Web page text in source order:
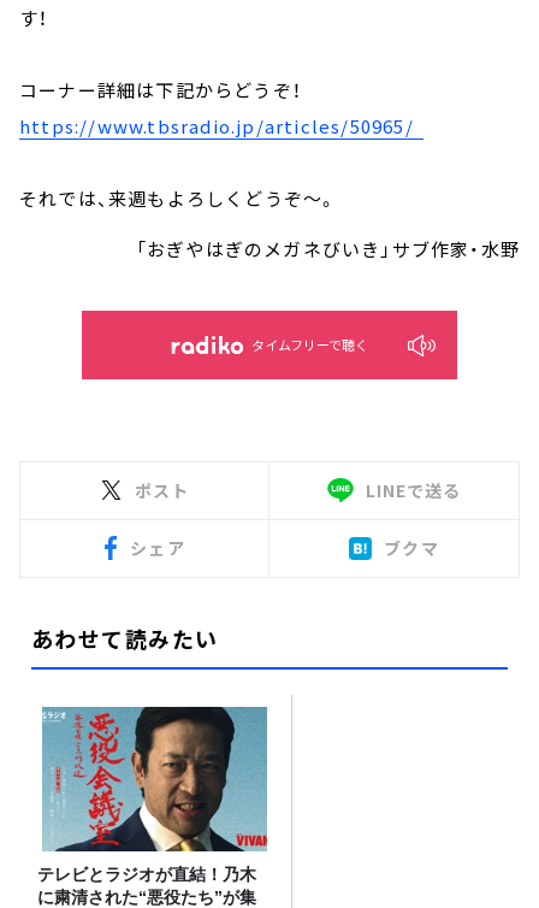
す！
コーナー詳細は下記からどうぞ！
https://www.tbsradio.jp/articles/50965/
それでは、来週もよろしくどうぞ～。
「おぎやはぎのメガネびいき」サブ作家・水野
タイムフリーで聴く
ポスト LINEで送る
シェア ブクマ
あわせて読みたい
テレビとラジオが直結！乃木
に粛清された“悪役たち”が集